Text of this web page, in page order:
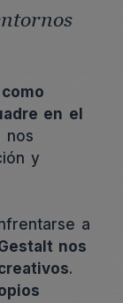
en el
nos
y
a
nos
.